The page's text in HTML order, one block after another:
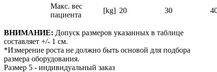
Макс. вес
пациента
[kg] 20 30
ВНИМАНИЕ: Допуск размеров указанных в таблице
составляет +/- 1 см.
*Измерение роста не должно быть основой для подбора
размера оборудования.
Размер 5 - индивидуальный заказ